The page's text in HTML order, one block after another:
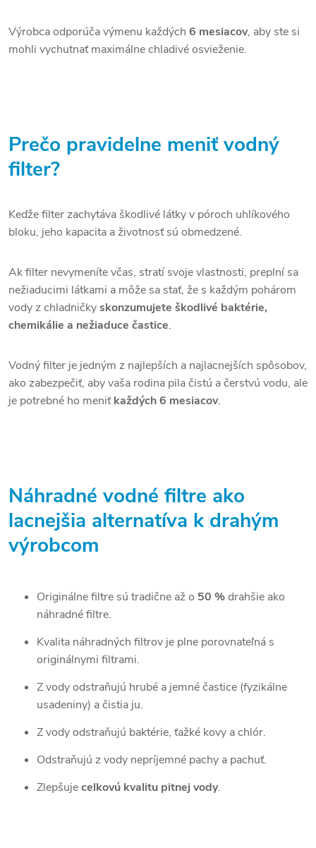
Výrobca odporúča výmenu každých 6 mesiacov, aby ste si
mohli vychutnať maximálne chladivé osvieženie.
Prečo pravidelne meniť vodný
filter?
Keďže filterzachytáva škodlivé látky v póroch uhlíkového
bloku, jeho kapacita a životnosť sú obmedzené.
Ak filter nevymeníte včas, stratí svoje vlastnosti, preplní sa
nežiaducimi látkami a môže sa stať, že s každým pohárom
vody z chladničkyskonzumujete škodlivé baktérie,
chemikálie a nežiaduce častice.
Vodný filter je jedným z najlepších a najlacnejších spôsobov,
ako zabezpečiť, aby vaša rodina pila čistú a čerstvú vodu, ale
je potrebné ho meniťkaždých6 mesiacov.
Náhradné vodné filtre ako
lacnejšia alternatíva k drahým
výrobcom
Originálne filtre sú tradične až o 50 %drahšie ako
náhradné filtre.
Kvalita náhradných filtrov je plne porovnateľná s
originálnymi filtrami.
Z vody odstraňujú hrubé a jemné častice (fyzikálne
usadeniny) a čistia ju.
Z vody odstraňujú baktérie, ťažké kovy a chlór.
Odstraňujú z vody nepríjemné pachy a pachuť.
Zlepšujecelkovú kvalitu pitnej vody.